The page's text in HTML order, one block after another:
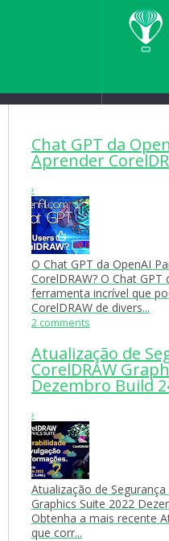
Chat GPT da
Aprender
›
O Chat GPT da OpenAI
CorelDRAW? O Chat GPT
ferramenta incrível que
CorelDRAW de divers...
2 comments
Atualização de
CorelDRAW
Dezembro Build
›
Atualização de
Graphics Suite 2022
Obtenha a mais recente
que corr...